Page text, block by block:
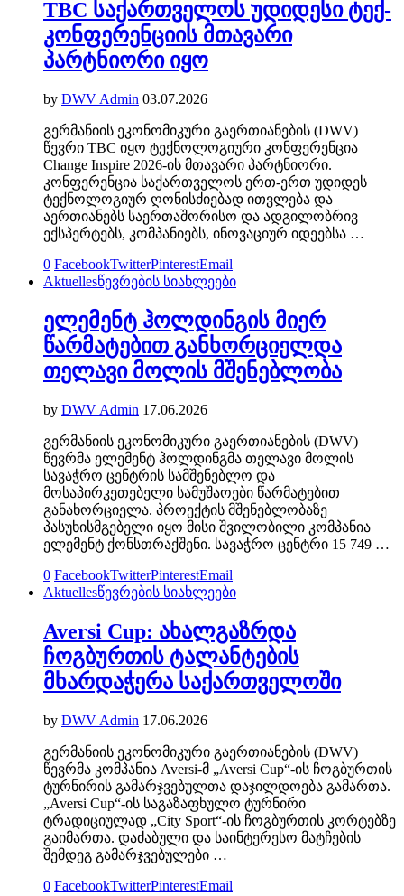
TBC საქართველოს უდიდესი ტექ-
კონფერენციის მთავარი
პარტნიორი იყო
by DWV Admin 03.07.2026
გერმანიის ეკონომიკური გაერთიანების (DWV)
წევრი TBC იყო ტექნოლოგიური კონფერენცია
Change Inspire 2026-ის მთავარი პარტნიორი.
კონფერენცია საქართველოს ერთ-ერთ უდიდეს
ტექნოლოგიურ ღონისძიებად ითვლება და
აერთიანებს საერთაშორისო და ადგილობრივ
ექსპერტებს, კომპანიებს, ინოვაციურ იდეებსა …
0 FacebookTwitterPinterestEmail
Aktuellesწევრების სიახლეები
ელემენტ ჰოლდინგის მიერ
წარმატებით განხორციელდა
თელავი მოლის მშენებლობა
by DWV Admin 17.06.2026
გერმანიის ეკონომიკური გაერთიანების (DWV)
წევრმა ელემენტ ჰოლდინგმა თელავი მოლის
სავაჭრო ცენტრის სამშენებლო და
მოსაპირკეთებელი სამუშაოები წარმატებით
განახორციელა. პროექტის მშენებლობაზე
პასუხისმგებელი იყო მისი შვილობილი კომპანია
ელემენტ ქონსთრაქშენი. სავაჭრო ცენტრი 15 749 …
0 FacebookTwitterPinterestEmail
Aktuellesწევრების სიახლეები
Aversi Cup: ახალგაზრდა
ჩოგბურთის ტალანტების
მხარდაჭერა საქართველოში
by DWV Admin 17.06.2026
გერმანიის ეკონომიკური გაერთიანების (DWV)
წევრმა კომპანია Aversi-მ „Aversi Cup“-ის ჩოგბურთის
ტურნირის გამარჯვებულთა დაჯილდოება გამართა.
„Aversi Cup“-ის საგაზაფხულო ტურნირი
ტრადიციულად „City Sport“-ის ჩოგბურთის კორტებზე
გაიმართა. დაძაბული და საინტერესო მატჩების
შემდეგ გამარჯვებულები …
0 FacebookTwitterPinterestEmail